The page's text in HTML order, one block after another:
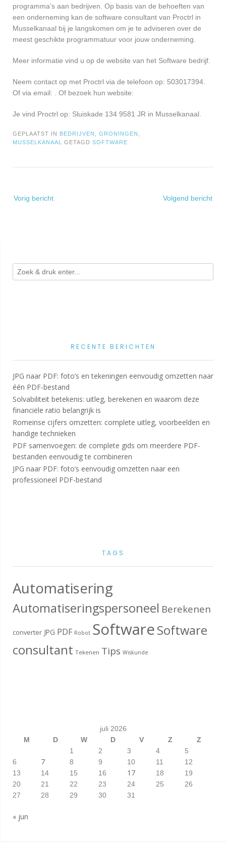
programma’s aan bedrijven. Op basis van de behoeften van
een onderneming kan de software consultant van Proctrl in
Musselkanaal bij je langskomen om je te adviseren over de
meest geschikte programmatuur voor jouw onderneming.
Meer informatie vind u op de website van het Software bedrijf.
Neem contact op met Proctrl via de telefoon op: 503017394.
Of via email:
. Of bezoek hun website:
Je vind Proctrl op: Sluiskade 134 9581 JR in Musselkanaal.
GEPLAATST IN BEDRIJVEN GRONINGEN
MUSSELKANAAL
GETAGD SOFTWARE
navigatie
Vorig bericht Volgend bericht
RECENTE BERICHTEN
JPG naar PDF: foto’s en tekeningen eenvoudig omzetten naar
één PDF-bestand
Solvabiliteit betekenis: uitleg, berekenen en waarom deze
financiële ratio belangrijk is
Romeinse cijfers omzetten: complete uitleg, voorbeelden en
handige technieken
PDF samenvoegen: de complete gids om meerdere PDF-
bestanden eenvoudig te combineren
JPG naar PDF: foto’s eenvoudig omzetten naar een
professioneel PDF-bestand
TAGS
Automatisering
Automatiseringspersoneel Berekenen
converter JPG PDF Robot SoftwareSoftware
consultant Tekenen Tips Wiskunde
juli 2026
M
D W D V Z
Z
1
2 3 4
5
6
7 8 9 10 11
12
13
14 15 16 17 18
19
20
21 22 23 24 25
26
27
28 29 30 31
« jun